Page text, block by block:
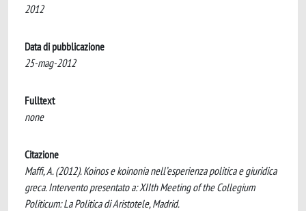
2012
Data di pubblicazione
25-mag-2012
Fulltext
none
Citazione
Maffi, A. (2012). Koinos e koinonia nell’esperienza politica e giuridica
greca. Intervento presentato a: XIIth Meeting of the Collegium
Politicum: La Politica di Aristotele, Madrid.